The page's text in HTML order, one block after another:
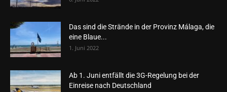
Das sind die Strände in der Provinz Málaga, die
eine Blaue...
1. Juni 2022
Ab 1. Juni entfällt die 3G-Regelung bei der
Einreise nach Deutschland